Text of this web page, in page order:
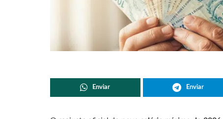
Enviar Enviar